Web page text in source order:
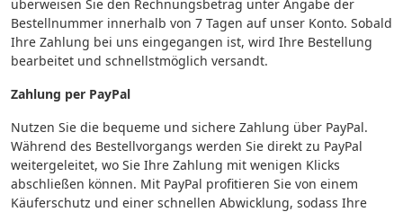
überweisen Sie den Rechnungsbetrag unter Angabe der
Bestellnummer innerhalb von 7 Tagen auf unser Konto. Sobald
Ihre Zahlung bei uns eingegangen ist, wird Ihre Bestellung
bearbeitet und schnellstmöglich versandt.
Zahlung per PayPal
Nutzen Sie die bequeme und sichere Zahlung über PayPal.
Während des Bestellvorgangs werden Sie direkt zu PayPal
weitergeleitet, wo Sie Ihre Zahlung mit wenigen Klicks
abschließen können. Mit PayPal profitieren Sie von einem
Käuferschutz und einer schnellen Abwicklung, sodass Ihre